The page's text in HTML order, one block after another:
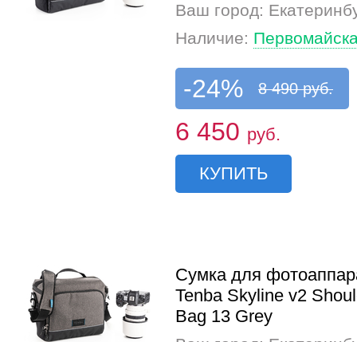
Ваш город:
Наличие:
-24% 8 490 руб.
6 450 руб.
КУПИТЬ
Сумка для
Tenba Skyline v2
Bag 13 Grey